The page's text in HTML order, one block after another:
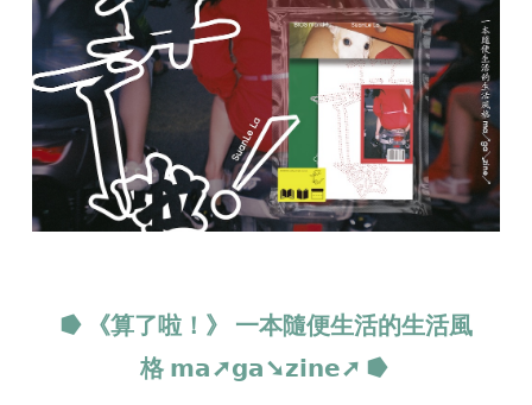
⭓ 《算了啦！》 一本隨便生活的生活風
格 𝗺𝗮➚𝗴𝗮➘𝘇𝗶𝗻𝗲➚ ⭓